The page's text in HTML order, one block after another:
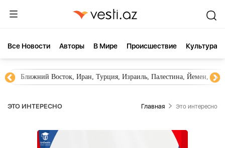
Все Новости Aвторы В Мире Происшествие Культура
Ближний Восток, Иран, Турция, Израиль, Палестина, Йемен,
ЭТО ИНТЕРЕСНО Главная Это интересно